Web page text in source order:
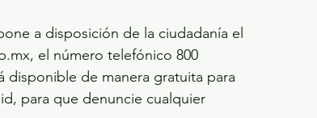
a disposición de la ciudadanía el
el número telefónico 800
disponible de manera gratuita para
para que denuncie cualquier